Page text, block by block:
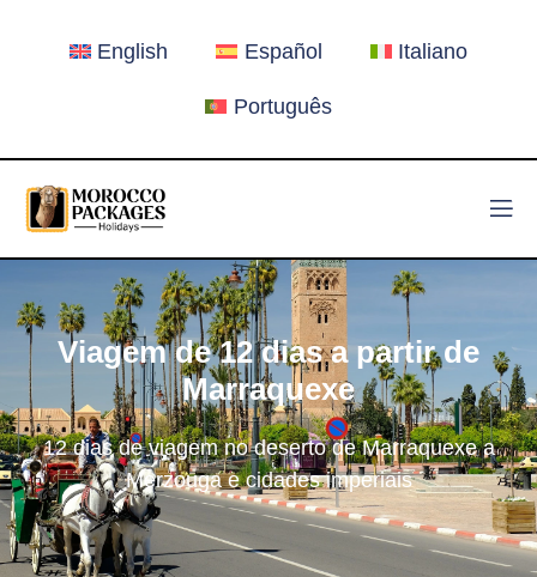
English Español Italiano
Português
Viagem de 12 dias a partir de
Marraquexe
12 dias de viagem no deserto de Marraquexe a
Merzouga e cidades imperiais